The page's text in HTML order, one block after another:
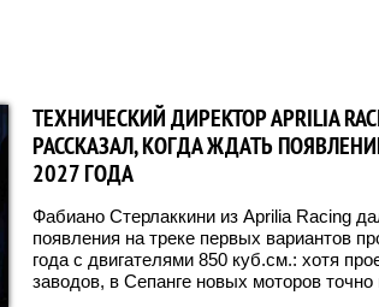
ТЕХНИЧЕСКИЙ ДИРЕКТОР APRILIA
РАССКАЗАЛ, КОГДА ЖДАТЬ
2027 ГОДА
Фабиано Стерлаккини из Aprilia Racing
появления на треке первых вариантов
года с двигателями 850 куб.см.: хотя
заводов, в Сепанге новых моторов точно